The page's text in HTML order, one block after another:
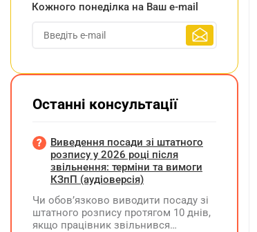
Кожного понеділка на Ваш e-mail
Останні консультації
Виведення посади зі штатного
розпису у 2026 році після
звільнення: терміни та вимоги
КЗпП (аудіоверсія)
Чи обов’язково виводити посаду зі
штатного розпису протягом 10 днів,
якщо працівник звільнився